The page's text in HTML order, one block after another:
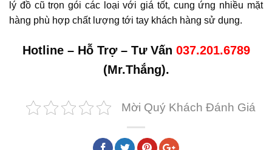
lý đồ cũ trọn gói các loại với giá tốt, cung ứng nhiều mặt
hàng phù hợp chất lượng tới tay khách hàng sử dụng.
Hotline – Hỗ Trợ – Tư Vấn 037.201.6789
(Mr.Thắng).
Mời Quý Khách Đánh Giá